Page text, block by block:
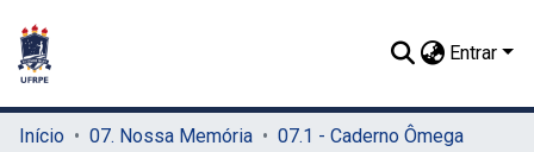
Entrar
Início 07. Nossa Memória
07.1 - Caderno Ômega